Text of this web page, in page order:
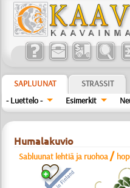
SAPLUUNAT
STRASSIT
- Luettelo -
Esimerkit
Humalakuvio
Sabluunat lehtiä ja ruohoa /